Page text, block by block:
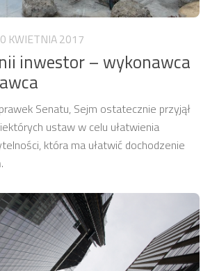
KWIETNIA 2017
inwestor – wykonawca
Senatu, Sejm ostatecznie przyjął
ustaw w celu ułatwienia
która ma ułatwić dochodzenie